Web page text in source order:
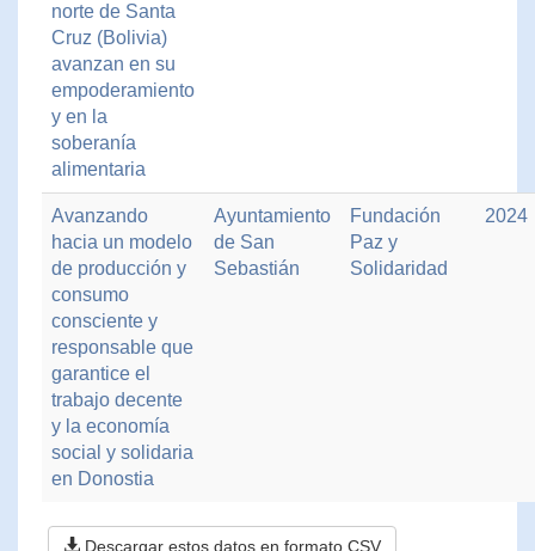
norte de Santa
Cruz (Bolivia)
avanzan en su
empoderamiento
y en la
soberanía
alimentaria
Avanzando
hacia un modelo
de producción y
consumo
consciente y
responsable que
garantice el
trabajo decente
y la economía
social y solidaria
en Donostia
Ayuntamiento
de San
Sebastián
Fundación
Paz y
Solidaridad
2024
Descargar estos datos en formato CSV